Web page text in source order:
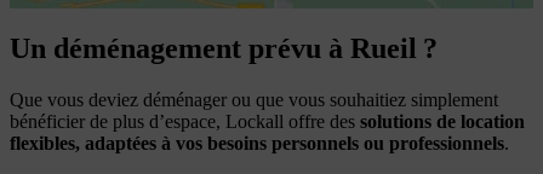
Un déménagement prévu à Rueil ?
Que vous deviez déménager ou que vous souhaitiez simplement
bénéficier de plus d’espace, Lockall offre des solutions de location
flexibles, adaptées à vos besoins personnels ou professionnels.